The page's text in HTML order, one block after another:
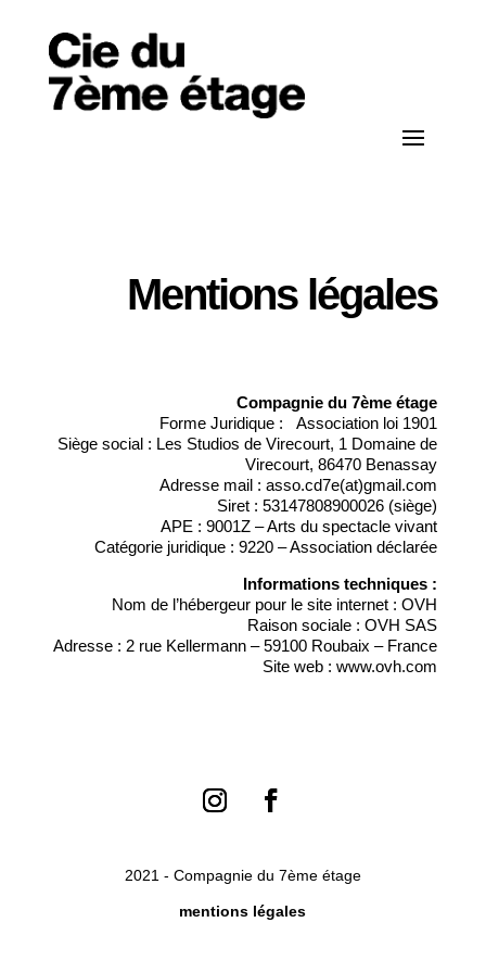
Mentions légales
Compagnie du 7ème étage
Forme Juridique : Association loi 1901
Siège social : Les Studios de Virecourt, 1 Domaine de
Virecourt, 86470 Benassay
Adresse mail : asso.cd7e(at)gmail.com
Siret : 53147808900026 (siège)
APE : 9001Z – Arts du spectacle vivant
Catégorie juridique : 9220 – Association déclarée
Informations techniques :
Nom de l’hébergeur pour le site internet : OVH
Raison sociale : OVH SAS
Adresse : 2 rue Kellermann – 59100 Roubaix – France
Site web : www.ovh.com
2021 - Compagnie du 7ème étage
mentions légales